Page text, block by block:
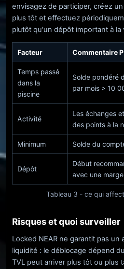
envisagez de participer, créez
plus tôt et effectuez
plutôt qu'un dépôt important à la
Tableau 3 - ce qui
Facteur Commentaire
Temps passé
dans la
piscine
Solde pondéré
par mois > 10
Activité
Les échanges
des points à la
Minimum Solde du
Dépôt
Début
avec une
Risques et quoi surveiller
Locked NEAR ne garantit pas un
liquidité : le déblocage dépend
TVL peut arriver plus tôt ou plus